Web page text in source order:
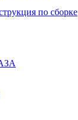
по сборке